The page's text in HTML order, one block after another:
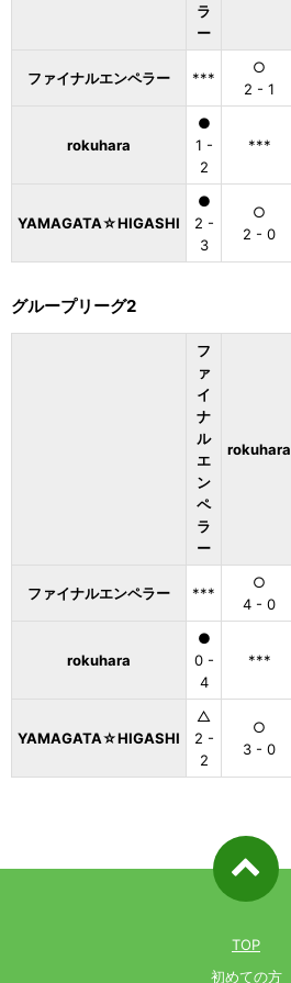
ラ
ー
ファイナルエンペラー ***
○
2 - 1
rokuhara
●
1 -
2
***
YAMAGATA☆HIGASHI
●
2 -
3
○
2 - 0
グループリーグ2
フ
ァ
イ
ナ
ル
エ
ン
ペ
ラ
ー
rokuhara
ファイナルエンペラー ***
○
4 - 0
rokuhara
●
0 -
4
***
YAMAGATA☆HIGASHI
△
2 -
2
○
3 - 0
TOP
初めての方